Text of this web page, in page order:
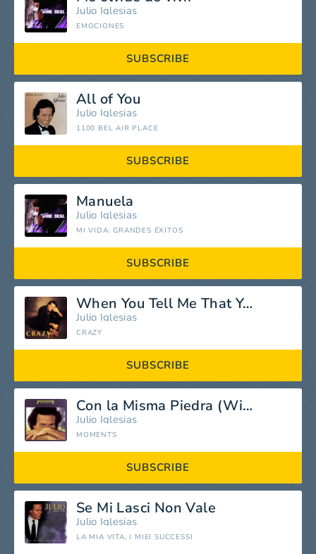
Julio Iglesias
EMOCIONES
SUBSCRIBE
All of You
Julio Iglesias
1100 BEL AIR PLACE
SUBSCRIBE
Manuela
Julio Iglesias
MI VIDA: GRANDES ÉXITOS
SUBSCRIBE
When You Tell Me That You Love Me
Julio Iglesias
CRAZY
SUBSCRIBE
Con la Misma Piedra (With the Same Stone)
Julio Iglesias
MOMENTS
SUBSCRIBE
Se Mi Lasci Non Vale
Julio Iglesias
LA MIA VITA, I MIEI SUCCESSI